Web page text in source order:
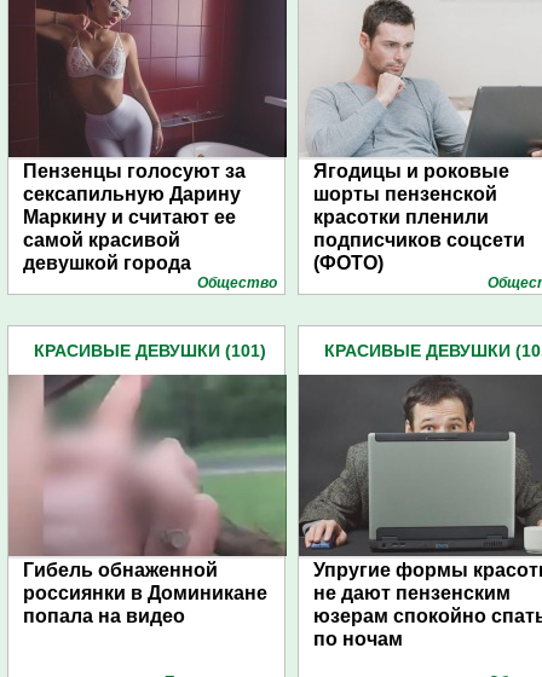
Пензенцы голосуют за
сексапильную Дарину
Маркину и считают ее
самой красивой
девушкой города
Общество
Ягодицы и роковые
шорты пензенской
красотки пленили
подписчиков соцсети
(ФОТО)
КРАСИВЫЕ ДЕВУШКИ (101)
Гибель обнаженной
россиянки в Доминикане
попала на видео
КРАСИВЫЕ ДЕВУШКИ
Упругие формы
не дают пензенским
юзерам спокойно
по ночам